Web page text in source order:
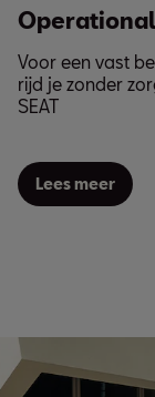
Operational
Voor een vast
rijd je zonder
SEAT
Lees meer